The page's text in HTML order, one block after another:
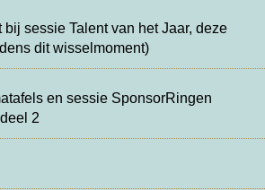
sessie Talent van het Jaar, deze
dit wisselmoment)
en sessie SponsorRingen
2